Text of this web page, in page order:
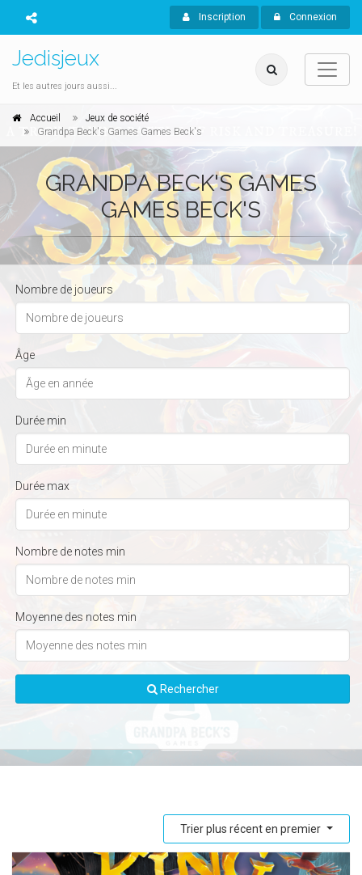
Inscription Connexion
Jedisjeux
Et les autres jours aussi...
Accueil
Jeux de société
Grandpa Beck's Games Games Beck's
GRANDPA BECK'S GAMES
GAMES BECK'S
Nombre de joueurs
Âge
Durée min
Durée max
Nombre de notes min
Moyenne des notes min
Rechercher
Trier plus récent en premier